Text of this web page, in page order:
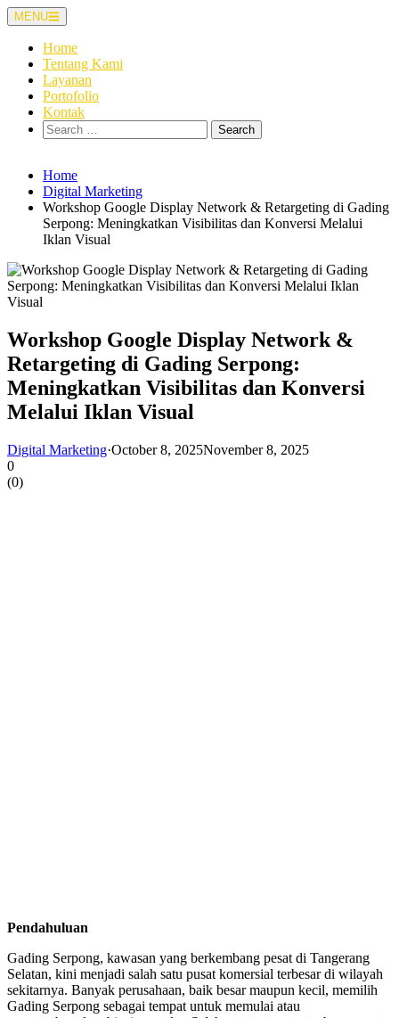
Skip
to
content
MENU
Home
Tentang Kami
Layanan
Portofolio
Kontak
Search
for:
Home
Digital Marketing
Workshop Google Display Network & Retargeting di Gading
Serpong: Meningkatkan Visibilitas dan Konversi Melalui
Iklan Visual
Workshop Google Display Network &
Retargeting di Gading Serpong:
Meningkatkan Visibilitas dan Konversi
Melalui Iklan Visual
Digital Marketing·October 8, 2025November 8, 2025
0
(0)
Pendahuluan
Gading Serpong, kawasan yang berkembang pesat di Tangerang
Selatan, kini menjadi salah satu pusat komersial terbesar di wilayah
sekitarnya. Banyak perusahaan, baik besar maupun kecil, memilih
Gading Serpong sebagai tempat untuk memulai atau